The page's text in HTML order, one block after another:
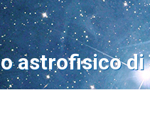
astrofisico di